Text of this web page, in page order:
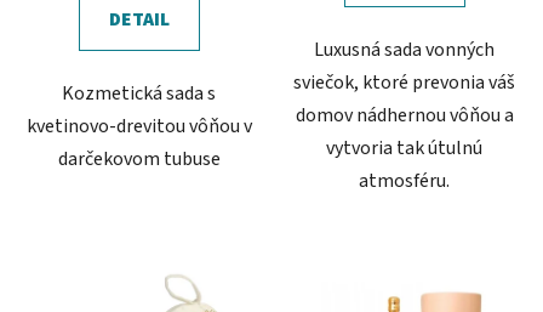
DETAIL
Kozmetická sada s
kvetinovo-drevitou vôňou v
darčekovom tubuse
hviezdičiek.
Luxusná sada vonných
sviečok, ktoré prevonia váš
domov nádhernou vôňou a
vytvoria tak útulnú
atmosféru.